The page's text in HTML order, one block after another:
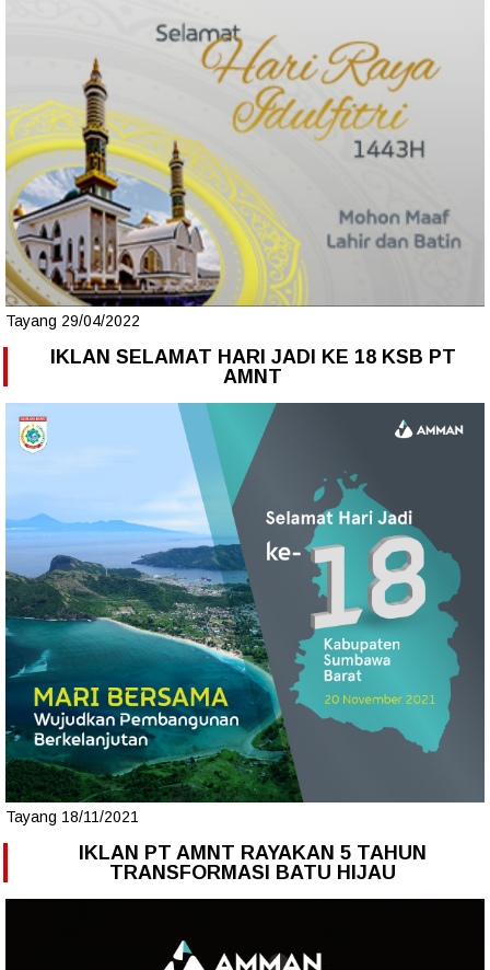
Tayang 29/04/2022
IKLAN SELAMAT HARI JADI KE 18 KSB PT
AMNT
Tayang 18/11/2021
IKLAN PT AMNT RAYAKAN 5 TAHUN
TRANSFORMASI BATU HIJAU